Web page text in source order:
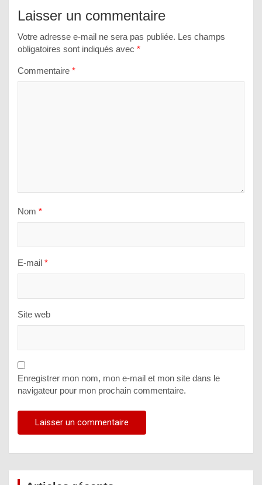
Laisser un commentaire
Votre adresse e-mail ne sera pas publiée. Les champs
obligatoires sont indiqués avec *
Commentaire *
Nom *
E-mail *
Site web
Enregistrer mon nom, mon e-mail et mon site dans le
navigateur pour mon prochain commentaire.